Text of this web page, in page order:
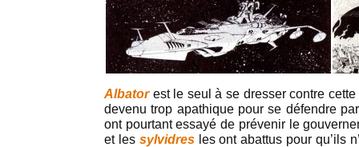
Albatorest le seul à se dresser contre cette
devenu trop apathique pour se défendre
ont pourtant essayé de prévenir le
et les sylvidresles ont abattus pour qu’ils